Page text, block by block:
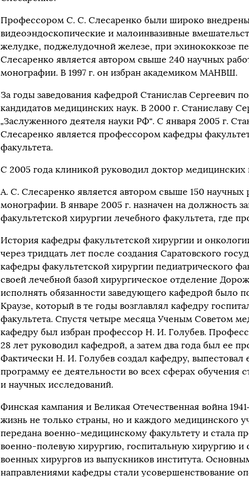
Профессором С. С. Слесаренко были широко
видеоэндоскопические и малоинвазивные
желудке, поджелудочной железе, при эхинококкозе
Слесаренко является автором свыше 240 научных
монографии. В 1997 г. он избран академиком МАНВШ.
За годы заведования кафедрой Станислав Сергеевич
кандидатов медицинских наук. В 2000 г. Станиславу
„Заслуженного деятеля науки РФ“. С января 2005 г.
Слесаренко является профессором кафедры
факультета.
С 2005 года клиникой руководил доктор медицинских
А. С. Слесаренко является автором свыше 150 научных
монографии. В январе 2005 г. назначен на должность
факультетской хирургии лечебного факультета, где
История кафедры факультетской хирургии и
через тридцать лет после создания Саратовского
кафедры факультетской хирургии педиатрического
своей лечебной базой хирургическое отделение
исполнять обязанности заведующего кафедрой было
Краузе, который в те годы возглавлял кафедру
факультета. Спустя четыре месяца Ученым Советом
кафедру был избран профессор Н. И. Голубев.
28 лет руководил кафедрой, а затем два года был ее
Фактически Н. И. Голубев создал кафедру, выпестовал
программу ее деятельности во всех сферах обучения
и научных исследований.
Финская кампания и Великая Отечественная война
жизнь не только страны, но и каждого медицинского
передана военно-медицинскому факультету и стала
военно-полевую хирургию, госпитальную хирургию и
военных хирургов из выпускников института.
направлениями кафедры стали усовершенствование